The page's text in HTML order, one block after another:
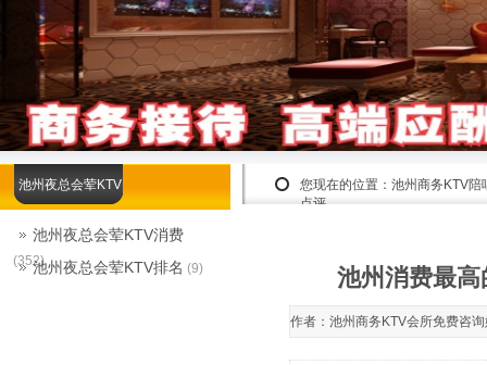
您现在的位置： 池州商务KTV陪
点评
池州消费最
作者：池州商务KTV会所免费咨
池州夜总会荤KTV
池州夜总会荤KTV消费
(352)池州夜总会荤KTV排名 (9)